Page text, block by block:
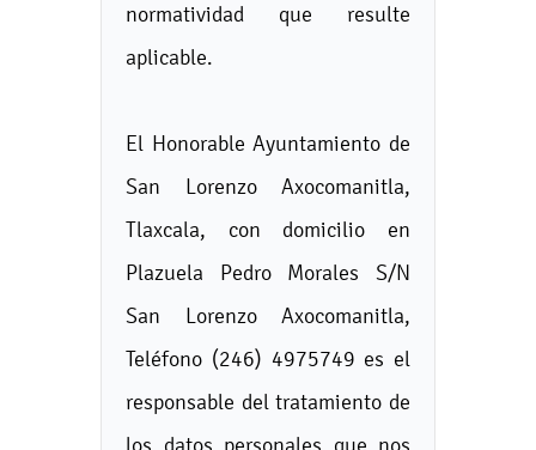
normatividad que resulte
aplicable.
El Honorable Ayuntamiento de
San Lorenzo Axocomanitla,
Tlaxcala, con domicilio en
Plazuela Pedro Morales S/N
San Lorenzo Axocomanitla,
Teléfono (246) 4975749 es el
responsable del tratamiento de
los datos personales que nos